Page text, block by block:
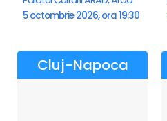
5 octombrie 2026, ora 19:30
Cluj-Napoca